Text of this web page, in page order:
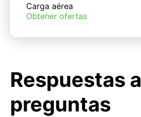
Carga aérea
Obtener ofertas
Respuestas a
preguntas